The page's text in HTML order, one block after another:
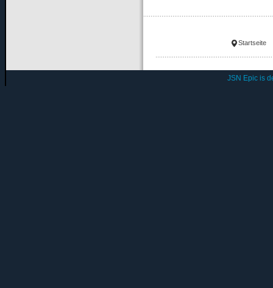
Startseite
JSN Epic is